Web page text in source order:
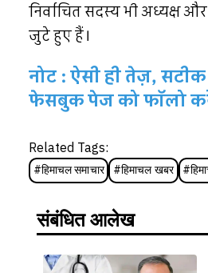
निर्वाचित सदस्य भी अध्यक्ष
जुटे हुए हैं।
नोट : ऐसी ही तेज़,
फेसबुक पेज को फॉलो
Related Tags:
#हिमाचल समाचार #हिमाचल खबर #
संबंधित आलेख